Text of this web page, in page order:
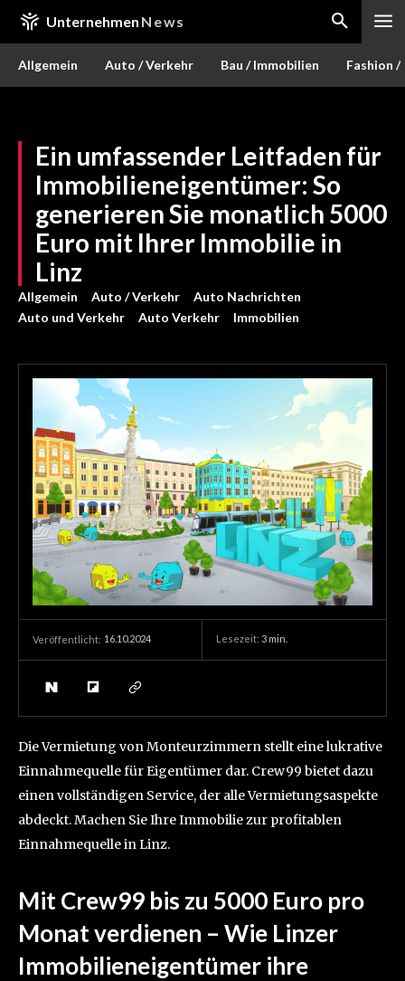
Unternehmen News
Allgemein Auto / Verkehr Bau / Immobilien Fashion /
Ein umfassender Leitfaden für
Immobilieneigentümer: So
generieren Sie monatlich 5000
Euro mit Ihrer Immobilie in
Linz
Allgemein Auto / Verkehr
Auto Nachrichten
Auto und Verkehr
Auto Verkehr Immobilien
Veröffentlicht: 16.10.2024 Lesezeit: 3 min.
Die Vermietung von Monteurzimmern stellt eine lukrative
Einnahmequelle für Eigentümer dar. Crew99 bietet dazu
einen vollständigen Service, der alle Vermietungsaspekte
abdeckt. Machen Sie Ihre Immobilie zur profitablen
Einnahmequelle in Linz.
Mit Crew99 bis zu 5000 Euro pro
Monat verdienen – Wie Linzer
Immobilieneigentümer ihre